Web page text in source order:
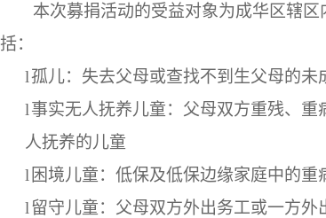
本次募捐活动的受益对象为成华区辖
括：
l孤儿：失去父母或查找不到生父母的未
l事实无人抚养儿童：父母双方重残、
人抚养的儿童
l 困境儿童：低保及低保边缘家庭中的重
l留守儿童：父母双方外出务工或一方